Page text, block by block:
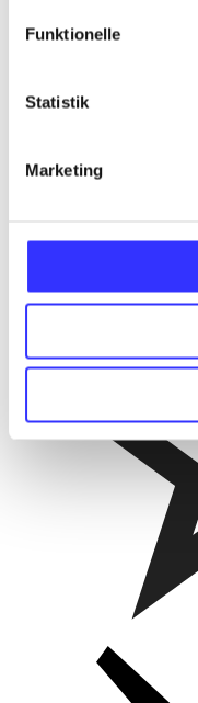
Funktionelle
Statistik
Marketing